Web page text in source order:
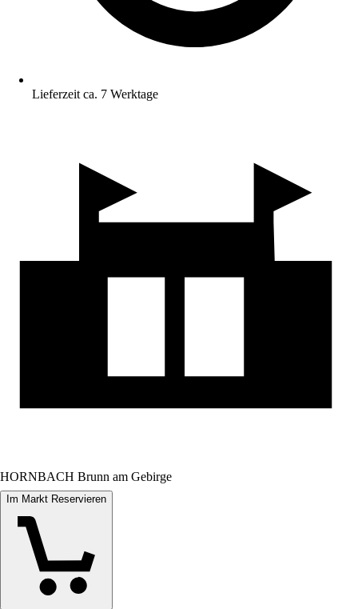
Lieferzeit ca. 7 Werktage
HORNBACH Brunn am Gebirge
Im Markt Reservieren